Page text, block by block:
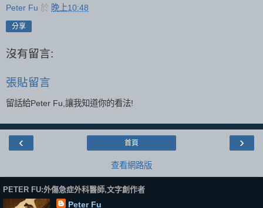
Peter Fu 於 晚上10:48
分享
沒有留言:
張貼留言
留話給Peter Fu,讓我知道你的看法!
‹ ›
首頁
查看網路版
PETER FU:外傷急症外科醫師,文字創作者
Peter Fu